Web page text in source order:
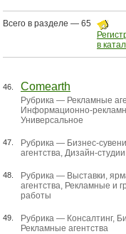
Всего в разделе — 65
в
46. Comearth
Рубрика — Рекламные
Информационно-
Универсальное
47. Рубрика — Бизнес-
агентства, Дизайн-студии
48. Рубрика — Выставки,
агентства, Рекламные и
работы
49. Рубрика — Консалтинг,
Рекламные агентства